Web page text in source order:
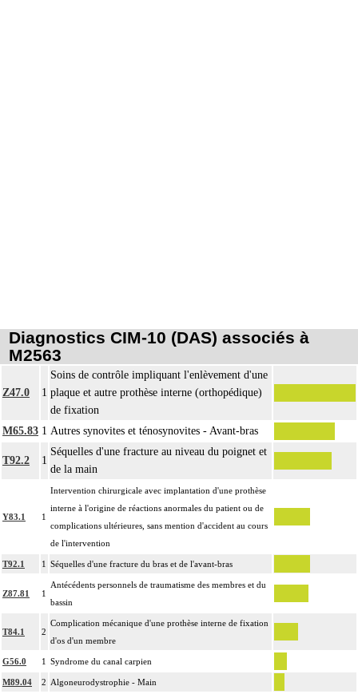
Diagnostics CIM-10 (DAS) associés à
M2563
Z47.0 1
Soins de contrôle impliquant l'enlèvement d'une
plaque et autre prothèse interne (orthopédique)
de fixation
M65.83 1 Autres synovites et ténosynovites - Avant-bras
T92.2 1
Séquelles d'une fracture au niveau du poignet et
de la main
Y83.1 1
Intervention chirurgicale avec implantation d'une prothèse
interne à l'origine de réactions anormales du patient ou de
complications ultérieures, sans mention d'accident au cours
de l'intervention
T92.1 1 Séquelles d'une fracture du bras et de l'avant-bras
Z87.81 1
Antécédents personnels de traumatisme des membres et du
bassin
T84.1 2
Complication mécanique d'une prothèse interne de fixation
d'os d'un membre
G56.0 1 Syndrome du canal carpien
M89.04 2 Algoneurodystrophie - Main